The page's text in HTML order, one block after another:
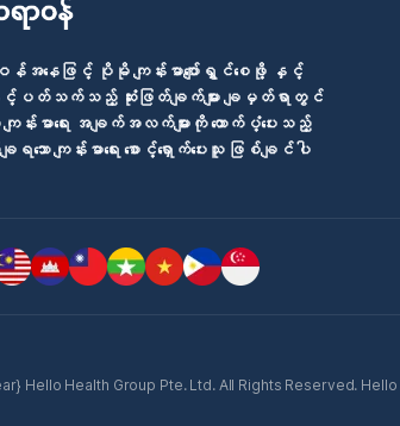
န်အနေဖြင့် ပိုမို ကျန်းမာပျော်ရွှင်စေဖို့ နှင့်
နှင့်ပတ်သက်သည့် ဆုံးဖြတ်ချက်များ ချမှတ်ရာတွင်
ကျန်းမာရေး အချက်အလက်များကို ထောက်ပံ့ပေးသည့်
ော ကျန်းမာရေး စောင့်ရှောက်ပေးသူ ဖြစ်ချင်ပါ
Hello Health Group Pte. Ltd. All Rights Reserved. Hello